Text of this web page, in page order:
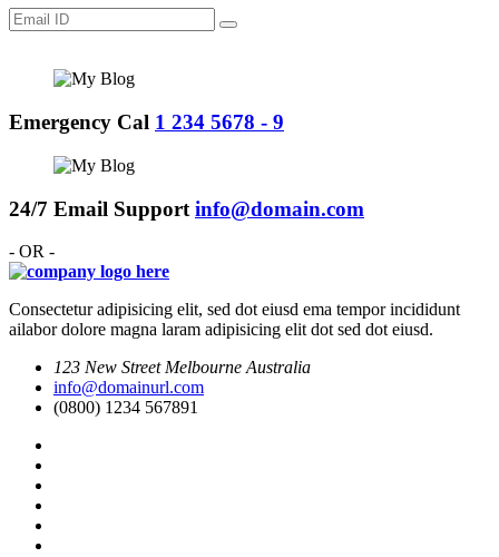
Emergency Cal 1 234 5678 - 9
24/7 Email Support info@domain.com
- OR -
Consectetur adipisicing elit, sed dot eiusd ema tempor incididunt
ailabor dolore magna laram adipisicing elit dot sed dot eiusd.
123 New Street Melbourne Australia
info@domainurl.com
(0800) 1234 567891